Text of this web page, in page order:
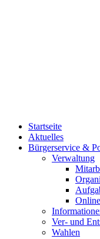
Startseite
Aktuelles
Bürgerservice &
Verwaltung
Ver- und
Wahlen